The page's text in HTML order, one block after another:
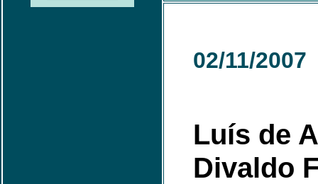
02/11/2007
Luís de
Divaldo